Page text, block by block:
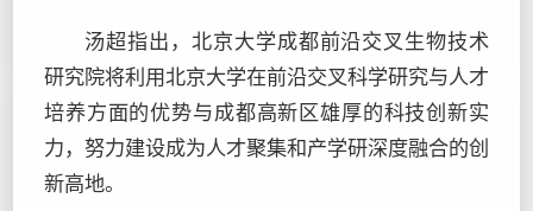
汤超指出，北京大学成都前沿交叉生物技术
研究院将利用北京大学在前沿交叉科学研究与人才
培养方面的优势与成都高新区雄厚的科技创新实
力，努力建设成为人才聚集和产学研深度融合的创
新高地。